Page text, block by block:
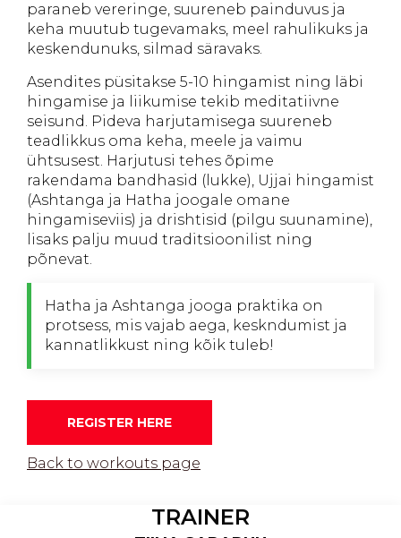
paraneb vereringe, suureneb painduvus ja
keha muutub tugevamaks, meel rahulikuks ja
keskendunuks, silmad säravaks.
Asendites püsitakse 5-10 hingamist ning läbi
hingamise ja liikumise tekib meditatiivne
seisund. Pideva harjutamisega suureneb
teadlikkus oma keha, meele ja vaimu
ühtsusest. Harjutusi tehes õpime
rakendama bandhasid (lukke), Ujjai hingamist
(Ashtanga ja Hatha joogale omane
hingamiseviis) ja drishtisid (pilgu suunamine),
lisaks palju muud traditsioonilist ning
põnevat.
Hatha ja Ashtanga jooga praktika on
protsess, mis vajab aega, keskndumist ja
kannatlikkust ning kõik tuleb!
REGISTER HERE
Back to workouts page
TRAINER